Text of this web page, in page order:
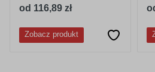
od 116,89 zł
Zobacz produkt